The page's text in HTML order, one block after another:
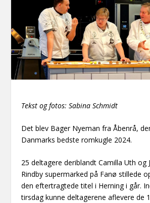
Tekst og fotos: Sabina Schmidt
Det blev Bager Nyeman fra Åbenrå,
Danmarks bedste romkugle 2024.
25 deltagere deriblandt Camilla Uth og
Rindby supermarked på Fanø stillede
den eftertragtede titel i Herning i går.
tirsdag kunne deltagerene aflevere de